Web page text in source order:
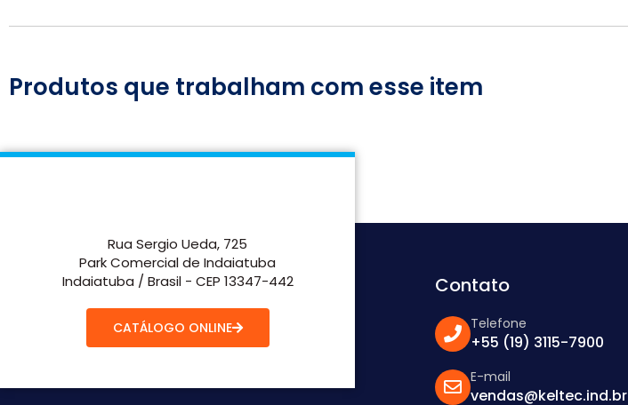
Produtos que trabalham com esse item
Rua Sergio Ueda, 725
Park Comercial de Indaiatuba
Indaiatuba / Brasil - CEP 13347-442
CATÁLOGO ONLINE
Contato
Telefone
+55 (19) 3115-7900
E-mail
vendas@keltec.ind.br